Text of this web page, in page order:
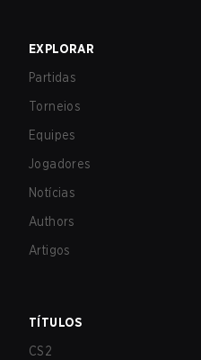
EXPLORAR
Partidas
Torneios
Equipes
Jogadores
Notícias
Authors
Artigos
TÍTULOS
CS2